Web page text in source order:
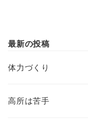
最新の投稿
体力づくり
高所は苦手